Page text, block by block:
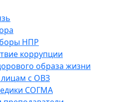
НПР
коррупции
образа жизни
с ОВЗ
СОГМА